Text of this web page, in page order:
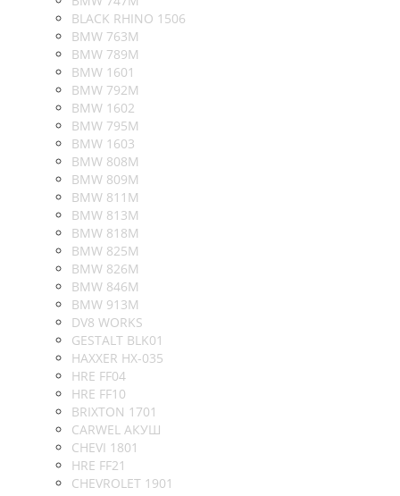
BLACK RHINO 1506
BMW 763M
BMW 789M
BMW 1601
BMW 792M
BMW 1602
BMW 795M
BMW 1603
BMW 808M
BMW 809M
BMW 811M
BMW 813M
BMW 818M
BMW 825M
BMW 826M
BMW 846M
BMW 913M
DV8 WORKS
GESTALT BLK01
HAXXER HX-035
HRE FF04
HRE FF10
BRIXTON 1701
CARWEL АКУШ
CHEVI 1801
HRE FF21
CHEVROLET 1901